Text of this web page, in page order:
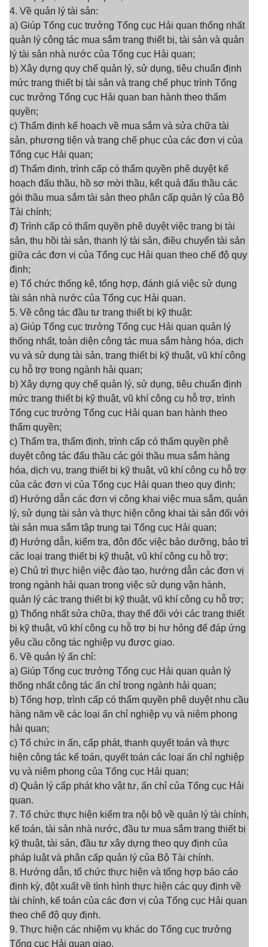
4. Về quản lý tài sản:
a) Giúp Tổng cục trưởng Tổng cục Hải quan thống nhất
quản lý công tác mua sắm trang thiết bị, tài sản và quản
lý tài sản nhà nước của Tổng cục Hải quan;
b) Xây dựng quy chế quản lý, sử dụng, tiêu chuẩn định
mức trang thiết bị tài sản và trang chế phục trình Tổng
cục trưởng Tổng cục Hải quan ban hành theo thẩm
quyền;
c) Thẩm định kế hoạch về mua sắm và sửa chữa tài
sản, phương tiện và trang chế phục của các đơn vị của
Tổng cục Hải quan;
d) Thẩm định, trình cấp có thẩm quyền phê duyệt kế
hoạch đấu thầu, hồ sơ mời thầu, kết quả đấu thầu các
gói thầu mua sắm tài sản theo phân cấp quản lý của Bộ
Tài chính;
đ) Trình cấp có thẩm quyền phê duyệt việc trang bị tài
sản, thu hồi tài sản, thanh lý tài sản, điều chuyển tài sản
giữa các đơn vị của Tổng cục Hải quan theo chế độ quy
định;
e) Tổ chức thống kê, tổng hợp, đánh giá việc sử dụng
tài sản nhà nước của Tổng cục Hải quan.
5. Về công tác đầu tư trang thiết bị kỹ thuật:
a) Giúp Tổng cục trưởng Tổng cục Hải quan quản lý
thống nhất, toàn diện công tác mua sắm hàng hóa, dịch
vụ và sử dụng tài sản, trang thiết bị kỹ thuật, vũ khí công
cụ hỗ trợ trong ngành hải quan;
b) Xây dựng quy chế quản lý, sử dụng, tiêu chuẩn định
mức trang thiết bị kỹ thuật, vũ khí công cụ hỗ trợ, trình
Tổng cục trưởng Tổng cục Hải quan ban hành theo
thẩm quyền;
c) Thẩm tra, thẩm định, trình cấp có thẩm quyền phê
duyệt công tác đấu thầu các gói thầu mua sắm hàng
hóa, dịch vụ, trang thiết bị kỹ thuật, vũ khí công cụ hỗ trợ
của các đơn vị của Tổng cục Hải quan theo quy định;
d) Hướng dẫn các đơn vị công khai việc mua sắm, quản
lý, sử dụng tài sản và thực hiện công khai tài sản đối với
tài sản mua sắm tập trung tại Tổng cục Hải quan;
đ) Hướng dẫn, kiểm tra, đôn đốc việc bảo dưỡng, bảo trì
các loại trang thiết bị kỹ thuật, vũ khí công cụ hỗ trợ;
e) Chủ trì thực hiện việc đào tạo, hướng dẫn các đơn vị
trong ngành hải quan trong việc sử dụng vận hành,
quản lý các trang thiết bị kỹ thuật, vũ khí công cụ hỗ trợ;
g) Thống nhất sửa chữa, thay thế đối với các trang thiết
bị kỹ thuật, vũ khí công cụ hỗ trợ bị hư hỏng để đáp ứng
yêu cầu công tác nghiệp vụ được giao.
6. Về quản lý ấn chỉ:
a) Giúp Tổng cục trưởng Tổng cục Hải quan quản lý
thống nhất công tác ấn chỉ trong ngành hải quan;
b) Tổng hợp, trình cấp có thẩm quyền phê duyệt nhu cầu
hàng năm về các loại ấn chỉ nghiệp vụ và niêm phong
hải quan;
c) Tổ chức in ấn, cấp phát, thanh quyết toán và thực
hiện công tác kế toán, quyết toán các loại ấn chỉ nghiệp
vụ và niêm phong của Tổng cục Hải quan;
d) Quản lý cấp phát kho vật tư, ấn chỉ của Tổng cục Hải
quan.
7. Tổ chức thực hiện kiểm tra nội bộ về quản lý tài chính,
kế toán, tài sản nhà nước, đầu tư mua sắm trang thiết bị
kỹ thuật, tài sản, đầu tư xây dựng theo quy định của
pháp luật và phân cấp quản lý của Bộ Tài chính.
8. Hướng dẫn, tổ chức thực hiện và tổng hợp báo cáo
định kỳ, đột xuất về tình hình thực hiện các quy định về
tài chính, kế toán của các đơn vị của Tổng cục Hải quan
theo chế độ quy định.
9. Thực hiện các nhiệm vụ khác do Tổng cục trưởng
Tổng cục Hải quan giao.